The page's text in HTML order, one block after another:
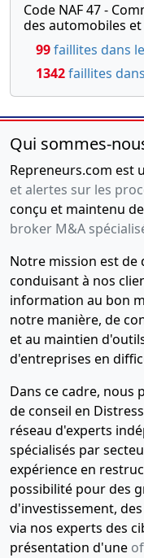
Code NAF 47 -
des automobiles
99faillites dans le
1342faillites
Qui sommes-
Repreneurs.com est
et alertes sur les
conçu et maintenu
broker M&A
Notre mission est de
conduisant à nos
information au bon
notre manière, de
et au maintien
d'entreprises en
Dans ce cadre, nous
de conseil en
réseau d'experts
spécialisés par
expérience en
possibilité pour des
d'investissement,
via nos experts des
présentation d'une